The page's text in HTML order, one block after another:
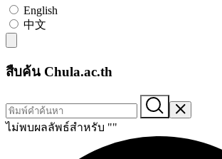
English
中文
สืบค้น Chula.ac.th
ไม่พบผลลัพธ์สำหรับ ""